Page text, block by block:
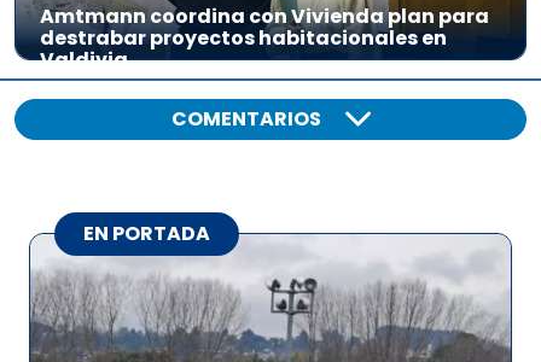
Amtmann coordina con Vivienda plan para
destrabar proyectos habitacionales en
Valdivia
COMENTARIOS
EN PORTADA